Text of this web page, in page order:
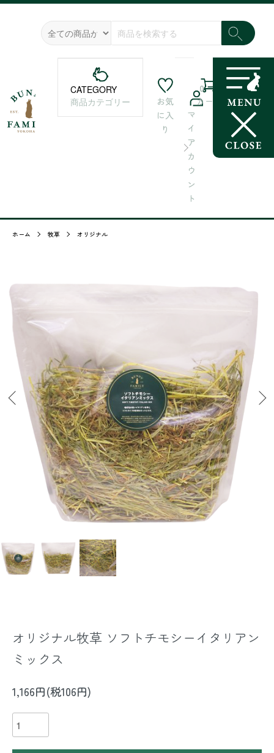
CATEGORY
商品カテゴリー
お気
に入
り
マ
イ
ア
カ
ウ
ン
ト
カート
0
ホーム 牧草 オリジナル
オリジナル牧草 ソフトチモシーイタリアン
ミックス
1,166円(税106円)